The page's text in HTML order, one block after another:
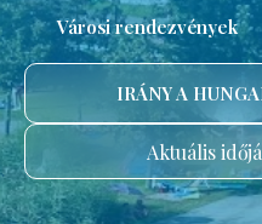
Városi rendezvények
IRÁNY A
Aktuális